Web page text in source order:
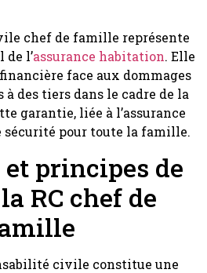
chef de famille représente
l’assurance habitation. Elle
face aux dommages
des tiers dans le cadre de la
garantie, liée à l’assurance
pour toute la famille.
principes de
RC chef de
civile constitue une